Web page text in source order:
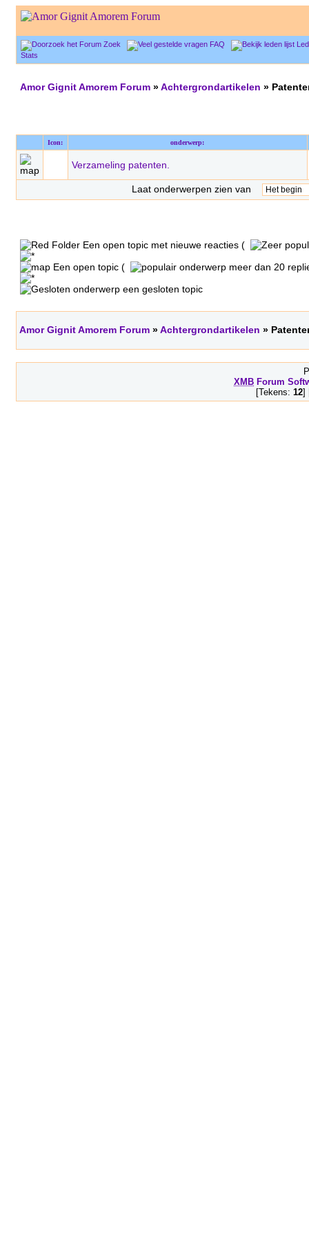
Zoek FAQ
Stats
Amor Gignit Amorem Forum»Achtergrondartikelen »
Icon: onderwerp:
Verzameling patenten.
Laat onderwerpen zien van
Een open topic met nieuwe reacties (
Een open topic (
meer dan 20
een gesloten topic
Amor Gignit Amorem Forum»Achtergrondartikelen »
XMB Forum
[Tekens: 12]